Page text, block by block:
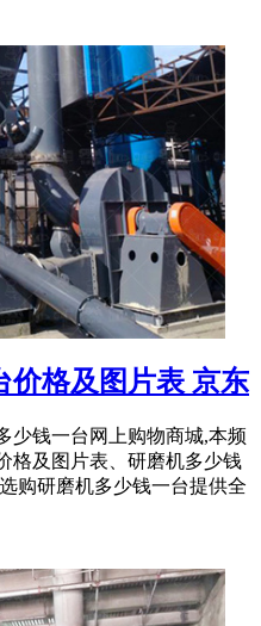
价格及图片表 京东
少钱一台网上购物商城,本频
格及图片表、研磨机多少钱
购研磨机多少钱一台提供全